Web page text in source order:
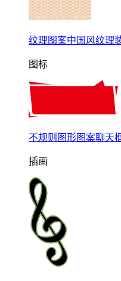
纹理图案中国风纹理
图标
不规则图形图案聊天
插画